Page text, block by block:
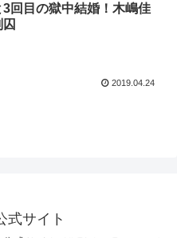
3回目の獄中結婚！木嶋佳
2019.04.24
式サイト